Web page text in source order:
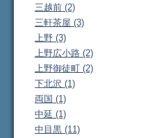
三越前 (2)
三軒茶屋 (3)
上野 (3)
上野広小路 (2)
上野御徒町 (2)
下北沢 (1)
両国 (1)
中延 (1)
中目黒 (11)